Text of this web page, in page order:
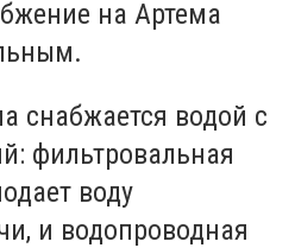
на Артема
снабжается водой с
фильтровальная
воду
и водопроводная